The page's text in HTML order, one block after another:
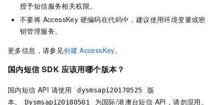
授予短信服务相关权限。
不要将 AccessKey 硬编码在代码中，建议使用环境变量或密
钥管理服务。
更多信息，请参见创建 AccessKey。
国内短信 SDK 应该用哪个版本？
国内短信 API 请使用 dysmsapi20170525
版
本。
Dysmsapi20180501
为国际/港澳台短信 API，请勿混用。